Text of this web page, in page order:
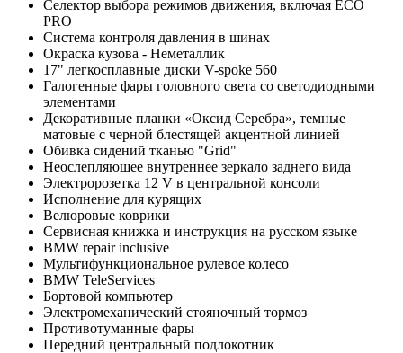
Селектор выбора режимов движения, включая ECO
PRO
Система контроля давления в шинах
Окраска кузова - Неметаллик
17" легкосплавные диски V-spoke 560
Галогенные фары головного света со светодиодными
элементами
Декоративные планки «Оксид Серебра», темные
матовые с черной блестящей акцентной линией
Обивка сидений тканью "Grid"
Неослепляющее внутреннее зеркало заднего вида
Электророзетка 12 V в центральной консоли
Исполнение для курящих
Велюровые коврики
Сервисная книжка и инструкция на русском языке
BMW repair inclusive
Мультифункциональное рулевое колесо
BMW TeleServices
Бортовой компьютер
Электромеханический стояночный тормоз
Противотуманные фары
Передний центральный подлокотник